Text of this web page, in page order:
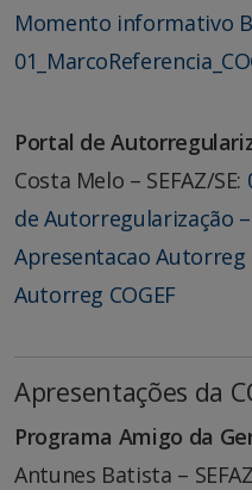
Momento informativo
Portal de
Costa Melo – SEFAZ/SE:
de Autorregularização –
Apresentacao Autorreg
Autorreg COGEF
Apresentações da
Programa Amigo da
Antunes Batista –